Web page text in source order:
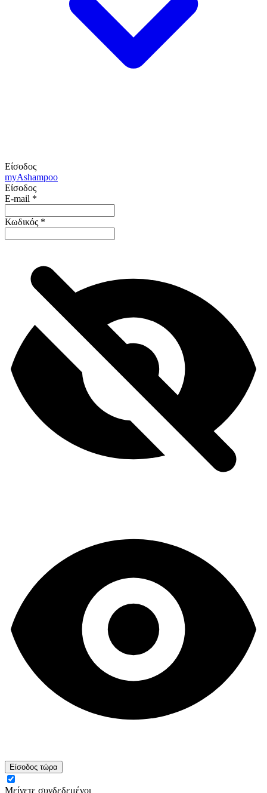
Είσοδος
myAshampoo
Είσοδος
E-mail *
Κωδικός *
Είσοδος τώρα
Μείνετε συνδεδεμένοι